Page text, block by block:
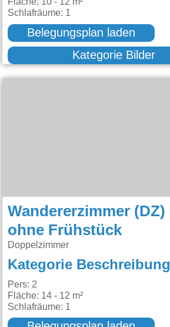
Schlafräume: 1
Belegungsplan laden
Kategorie Bilder
Wandererzimmer (DZ)
ohne Frühstück
Doppelzimmer
Kategorie Beschreibung
Pers: 2
Fläche: 14 - 12 m²
Schlafräume: 1